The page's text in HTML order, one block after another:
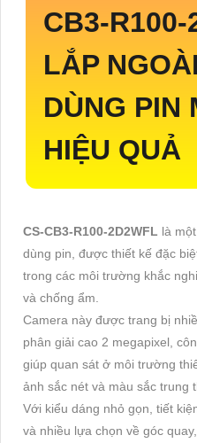
CB3-R100-
LẮP
DÙNG PIN
HIỆU QUẢ
CS-CB3-R100-2D2WFL là
dùng pin, được thiết kế đặc
trong các môi trường khắc
và chống ẩm.
Camera này được trang bị
phân giải cao 2 megapixel,
giúp quan sát ở môi trường
ảnh sắc nét và màu sắc trung
Với kiểu dáng nhỏ gọn, tiết
và nhiều lựa chọn về góc